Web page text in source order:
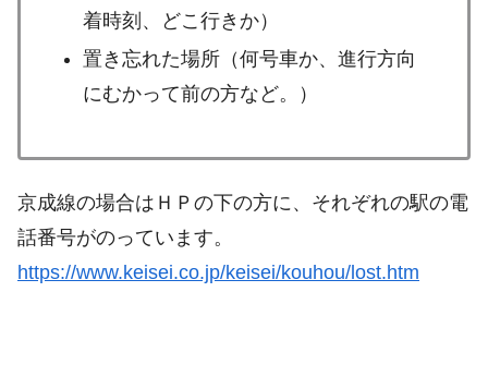
着時刻、どこ行きか）
置き忘れた場所（何号車か、進行方向
にむかって前の方など。）
京成線の場合はＨＰの下の方に、それぞれの駅の電
話番号がのっています。
https://www.keisei.co.jp/keisei/kouhou/lost.htm